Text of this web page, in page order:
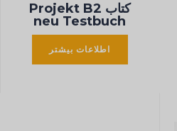
كتاب Projekt B2
neu Testbuch
اطلاعات بیشتر